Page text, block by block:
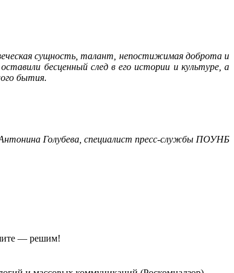
сущность, талант, непостижимая доброта и
бесценный след в его истории и культуре, а
бытия.
Голубева, специалист пресс-службы ПОУНБ
— решим!